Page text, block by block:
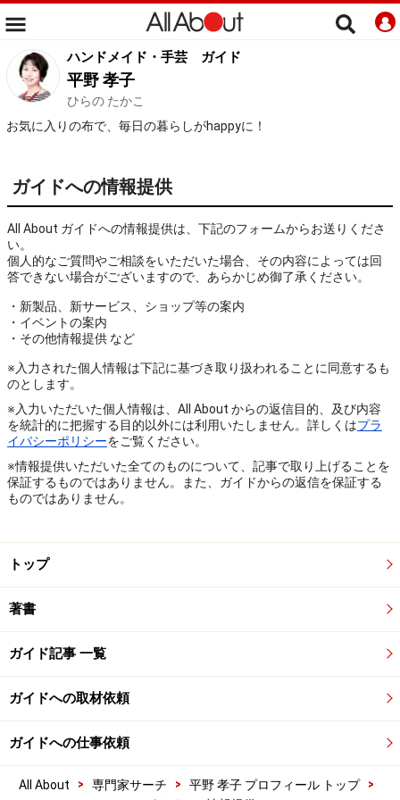
ハンドメイド・手芸 ガイド
平野 孝子
ひらの たかこ
お気に入りの布で、毎日の暮らしがhappyに！
ガイドへの情報提供
All About ガイドへの情報提供は、下記のフォームからお送りくださ
い。
個人的なご質問やご相談をいただいた場合、その内容によっては回
答できない場合がございますので、あらかじめ御了承ください。
・新製品、新サービス、ショップ等の案内
・イベントの案内
・その他情報提供 など
※入力された個人情報は下記に基づき取り扱われることに同意するも
のとします。
※入力いただいた個人情報は、All About からの返信目的、及び内容
を統計的に把握する目的以外には利用いたしません。詳しくはプラ
イバシーポリシーをご覧ください。
※情報提供いただいた全てのものについて、記事で取り上げることを
保証するものではありません。また、ガイドからの返信を保証する
ものではありません。
トップ
著書
ガイド記事 一覧
ガイドへの取材依頼
ガイドへの仕事依頼
All About > 専門家サーチ > 平野 孝子 プロフィール トップ
>